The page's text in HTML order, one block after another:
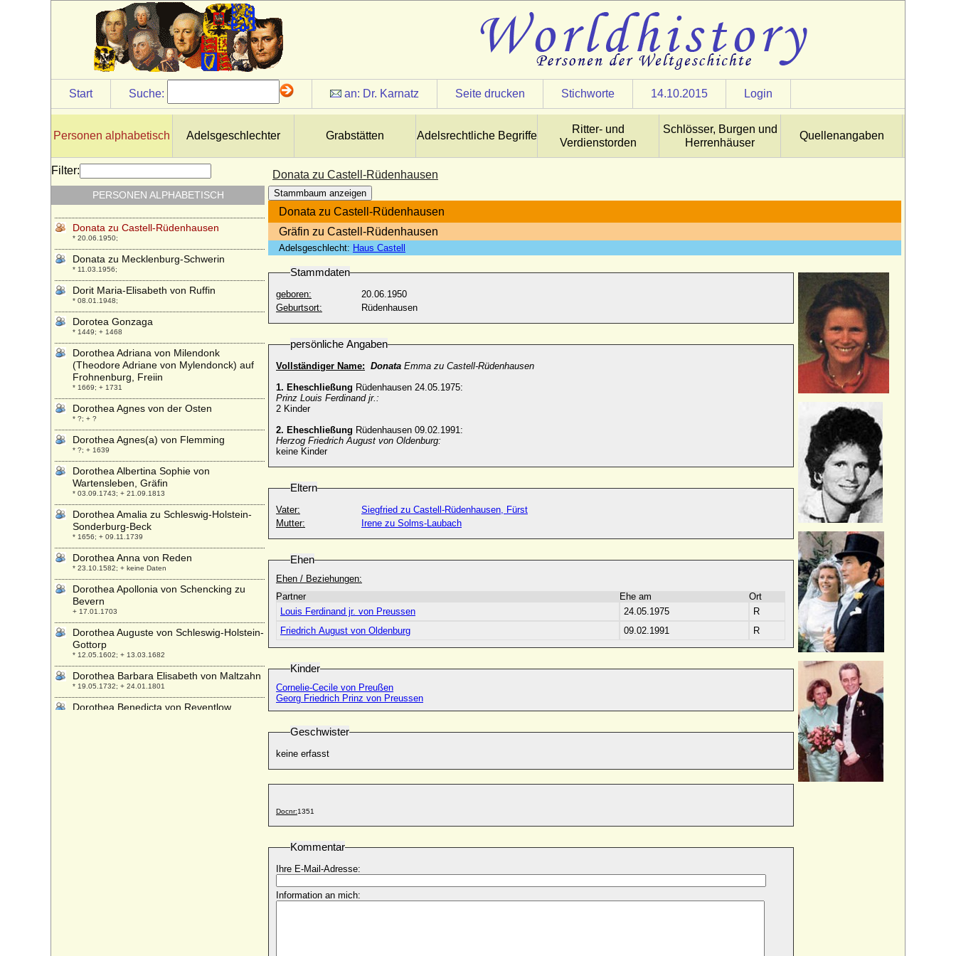
Start Suche: an: Dr. Karnatz Seite drucken Stichworte 14.10.2015 Login
Personen alphabetisch Adelsgeschlechter Grabstätten Adelsrechtliche Begriffe
Ritter- und
Verdienstorden
Schlösser, Burgen und
Herrenhäuser
Quellenangaben
Donata zu Castell-Rüdenhausen
Stammbaum anzeigen
Donata zu Castell-Rüdenhausen
Gräfin zu Castell-Rüdenhausen
Adelsgeschlecht: Haus Castell
Stammdaten
geboren:
20.06.1950
Geburtsort:
Rüdenhausen
persönliche Angaben
Vollständiger Name: Donata Emma zu Castell-Rüdenhausen
1. Eheschließung Rüdenhausen 24.05.1975:
Prinz Louis Ferdinand jr.:
2 Kinder
2. Eheschließung Rüdenhausen 09.02.1991:
Herzog Friedrich August von Oldenburg:
keine Kinder
Eltern
Vater:
Siegfried zu Castell-Rüdenhausen, Fürst
Mutter:
Irene zu Solms-Laubach
Ehen
Ehen / Beziehungen:
Partner
Ehe am
Ort
Louis Ferdinand jr. von Preussen
24.05.1975
R
Friedrich August von Oldenburg
09.02.1991 R
Kinder
Cornelie-Cecile von Preußen
Georg Friedrich Prinz von Preussen
Geschwister
keine erfasst
Docnr:1351
Kommentar
Ihre E-Mail-Adresse:
Information an mich:
Filter:
PERSONEN ALPHABETISCH
Wertheim-Rochefort, Fürst
* 07.11.1690; + 11.03.1735
Domna Andrejewna Diwow
* ?; + ?
Don Juan de Austria (Johann von
Österreich)
* 24.02.1547; + 01.10.1578
Don Juan José de Austria (Johann Joseph
* 07.04.1629; + 17.09.1679
Ortiz Rocasolano)
* 15.09.1972;
Donata Viktoria von Preußen
* 24.12.1952;
Donata zu Castell-Rüdenhausen
* 20.06.1950;
Donata zu Mecklenburg-Schwerin
* 11.03.1956;
Dorit Maria-Elisabeth von Ruffin
* 08.01.1948;
Dorotea Gonzaga
* 1449; + 1468
Dorothea Adriana von Milendonk
(Theodore Adriane von Mylendonck) auf
Frohnenburg, Freiin
* 1669; + 1731
Dorothea Agnes von der Osten
* ?; + ?
Dorothea Agnes(a) von Flemming
* ?; + 1639
Dorothea Albertina Sophie von
Wartensleben, Gräfin
* 03.09.1743; + 21.09.1813
Dorothea Amalia zu Schleswig-Holstein-
Sonderburg-Beck
* 1656; + 09.11.1739
Dorothea Anna von Reden
* 23.10.1582; + keine Daten
Dorothea Apollonia von Schencking zu
Bevern
+ 17.01.1703
Dorothea Auguste von Schleswig-Holstein-
Gottorp
* 12.05.1602; + 13.03.1682
Dorothea Barbara Elisabeth von Maltzahn
* 19.05.1732; + 24.01.1801
Dorothea Benedicta von Reventlow